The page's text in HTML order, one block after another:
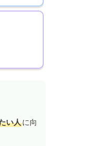
い人に向